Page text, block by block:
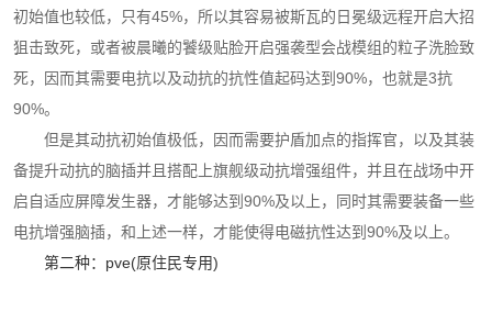
初始值也较低，只有45%，所以其容易被斯瓦的日冕级远程开启大招
狙击致死，或者被晨曦的饕级贴脸开启强袭型会战模组的粒子洗脸致
死，因而其需要电抗以及动抗的抗性值起码达到90%，也就是3抗
90%。
但是其动抗初始值极低，因而需要护盾加点的指挥官，以及其装
备提升动抗的脑插并且搭配上旗舰级动抗增强组件，并且在战场中开
启自适应屏障发生器，才能够达到90%及以上，同时其需要装备一些
电抗增强脑插，和上述一样，才能使得电磁抗性达到90%及以上。
第二种：pve(原住民专用)